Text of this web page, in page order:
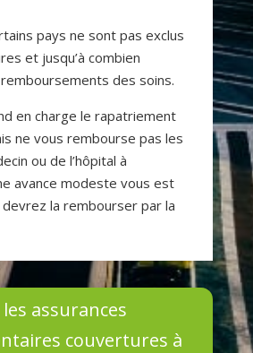
pays ne sont pas exclus
et jusqu’à combien
des soins.
en charge le rapatriement
ne vous rembourse pas les
ou de l’hôpital à
avance modeste vous est
la rembourser par la
assurances
couvertures à